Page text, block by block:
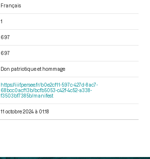
Français
1
697
697
Don patriotique et hommage
https://iiif.persee.fr/b0e2cf11-597c-427d-8ac7-
68bcc0acf13b/bcfb5053-c42f-4c52-a338-
f3503bf7385b/manifest
11 octobre 2024 à 01:18